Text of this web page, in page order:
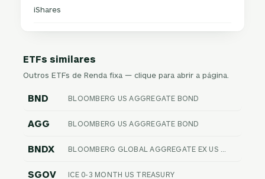
iShares
ETFs similares
Outros ETFs de Renda fixa — clique para abrir a página.
BND BLOOMBERG US AGGREGATE BOND
AGG BLOOMBERG US AGGREGATE BOND
BNDX
SGOV ICE 0-3 MONTH US TREASURY